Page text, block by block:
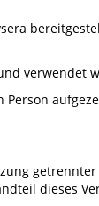
verwendet
dieses